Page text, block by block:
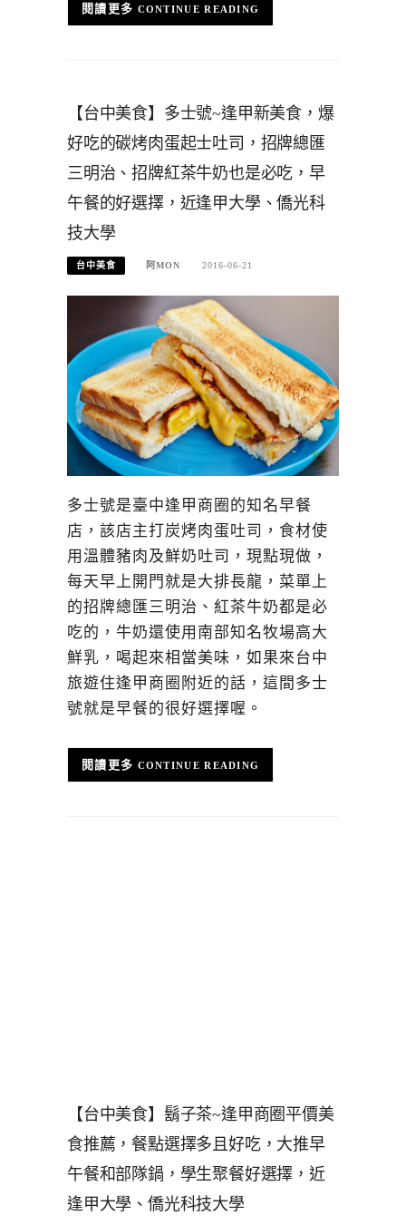
CONTINUE READING
【台中美食】多士號~逢甲新美食，爆
好吃的碳烤肉蛋起士吐司，招牌總匯
三明治、招牌紅茶牛奶也是必吃，早
午餐的好選擇，近逢甲大學、僑光科
技大學
台中美食 阿MON 2016-06-21
多士號是臺中逢甲商圈的知名早餐
店，該店主打炭烤肉蛋吐司，食材使
用溫體豬肉及鮮奶吐司，現點現做，
每天早上開門就是大排長龍，菜單上
的招牌總匯三明治、紅茶牛奶都是必
吃的，牛奶還使用南部知名牧場高大
鮮乳，喝起來相當美味，如果來台中
旅遊住逢甲商圈附近的話，這間多士
號就是早餐的很好選擇喔。
CONTINUE READING
【台中美食】鬍子茶~逢甲商圈平價美
食推薦，餐點選擇多且好吃，大推早
午餐和部隊鍋，學生聚餐好選擇，近
逢甲大學、僑光科技大學